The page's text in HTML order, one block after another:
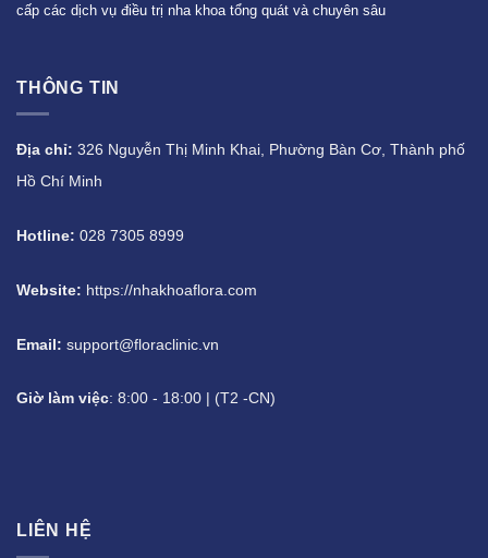
cấp các dịch vụ điều trị nha khoa tổng quát và chuyên sâu
THÔNG TIN
Địa chỉ: 326 Nguyễn Thị Minh Khai, Phường Bàn Cơ, Thành phố
Hồ Chí Minh
Hotline: 028 7305 8999
Website: https://nhakhoaflora.com
Email: support@floraclinic.vn
Giờ làm việc: 8:00 - 18:00 | (T2 -CN)
LIÊN HỆ